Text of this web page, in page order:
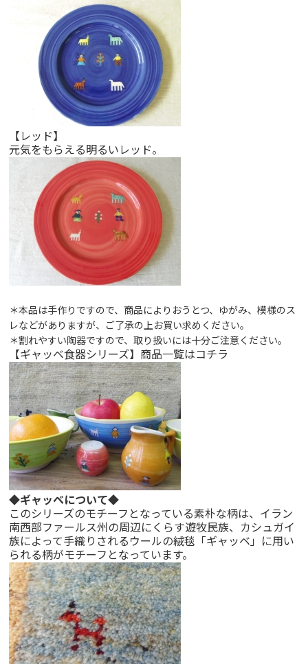
【レッド】
元気をもらえる明るいレッド。
＊本品は手作りですので、商品によりおうとつ、ゆがみ、模様のス
レなどがありますが、ご了承の上お買い求めください。
＊割れやすい陶器ですので、取り扱いには十分ご注意ください。
【ギャッベ食器シリーズ】商品一覧はコチラ
◆ギャッベについて◆
このシリーズのモチーフとなっている素朴な柄は、イラン
南西部ファールス州の周辺にくらす遊牧民族、カシュガイ
族によって手織りされるウールの絨毯「ギャッベ」に用い
られる柄がモチーフとなっています。